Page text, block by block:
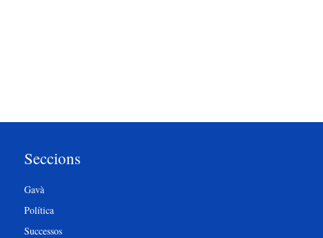
Seccions
Gavà
Política
Successos